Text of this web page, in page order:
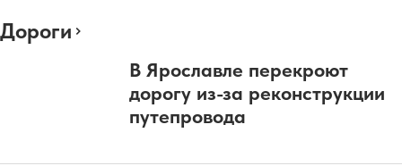
Дороги
В Ярославле перекроют
дорогу из-за реконструкции
путепровода